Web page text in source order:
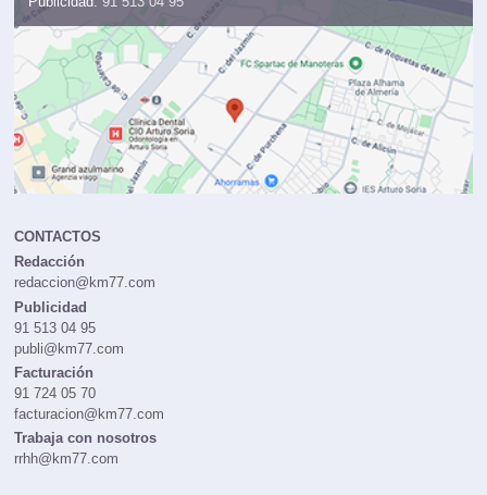
CONTACTOS
Redacción
redaccion@km77.com
Publicidad
91 513 04 95
publi@km77.com
Facturación
91 724 05 70
facturacion@km77.com
Trabaja con nosotros
rrhh@km77.com